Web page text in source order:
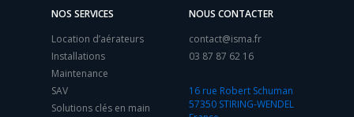
NOS SERVICES
Location d’aérateurs
Installations
Maintenance
SAV
Solutions clés en main
NOUS CONTACTER
contact@isma.fr
03 87 87 62 16
16 rue Robert Schuman
57350 STIRING-WENDEL